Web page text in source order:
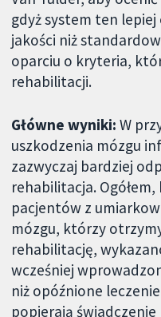
gdyż system ten
jakości niż
oparciu o kryteria,
rehabilitacji.
Główne wyniki: W
uszkodzenia mózgu
zazwyczaj bardziej
rehabilitacja.
pacjentów z
mózgu, którzy
rehabilitację,
wcześniej
niż opóźnione
popierają